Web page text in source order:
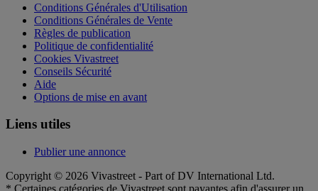
Conditions Générales d'Utilisation
Conditions Générales de Vente
Règles de publication
Politique de confidentialité
Cookies Vivastreet
Conseils Sécurité
Aide
Options de mise en avant
Liens utiles
Publier une annonce
Copyright © 2026 Vivastreet - Part of DV International Ltd.
* Certaines catégories de Vivastreet sont payantes afin d'assurer un